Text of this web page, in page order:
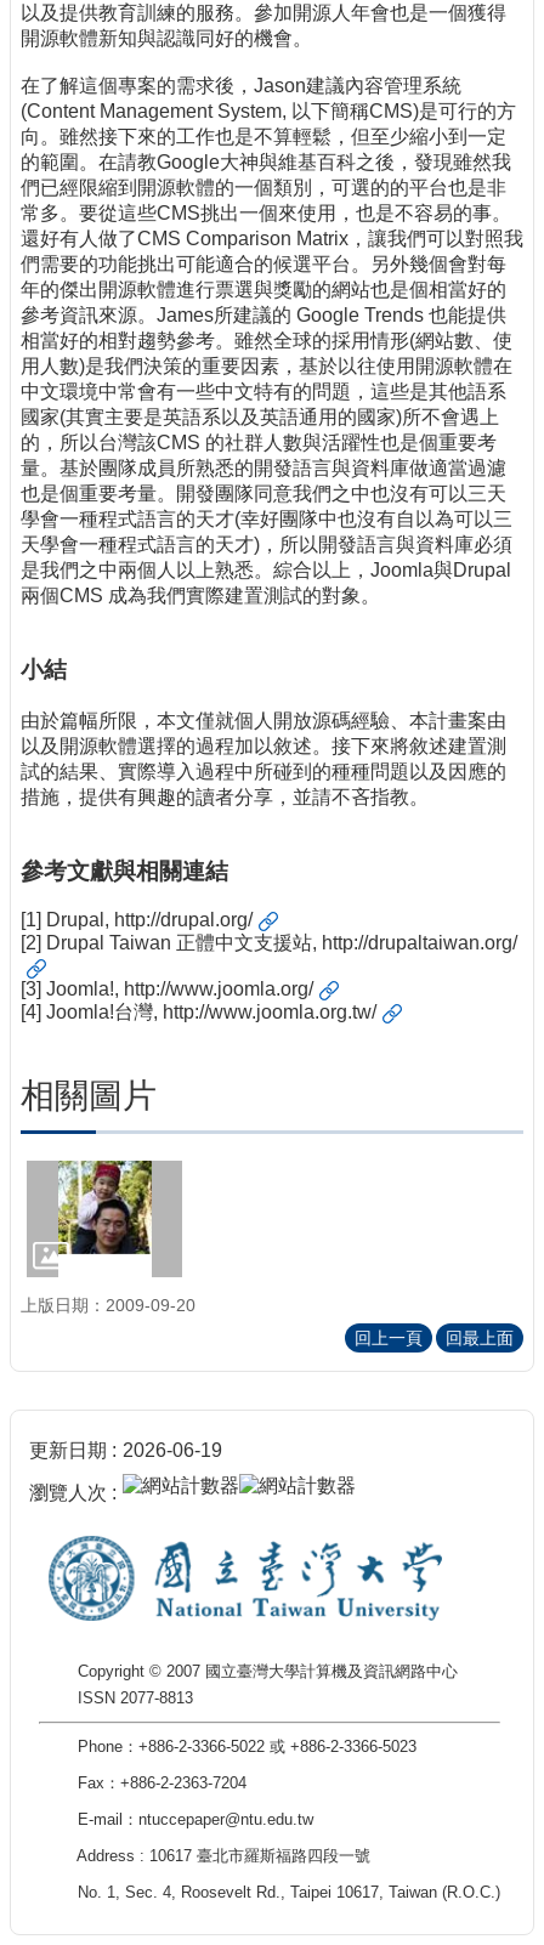
以及提供教育訓練的服務。參加開源人年會也是一個獲得
開源軟體新知與認識同好的機會。
在了解這個專案的需求後，Jason建議內容管理系統
(Content Management System, 以下簡稱CMS)是可行的方
向。雖然接下來的工作也是不算輕鬆，但至少縮小到一定
的範圍。在請教Google大神與維基百科之後，發現雖然我
們已經限縮到開源軟體的一個類別，可選的的平台也是非
常多。要從這些CMS挑出一個來使用，也是不容易的事。
還好有人做了CMS Comparison Matrix，讓我們可以對照我
們需要的功能挑出可能適合的候選平台。另外幾個會對每
年的傑出開源軟體進行票選與獎勵的網站也是個相當好的
參考資訊來源。James所建議的 Google Trends 也能提供
相當好的相對趨勢參考。雖然全球的採用情形(網站數、使
用人數)是我們決策的重要因素，基於以往使用開源軟體在
中文環境中常會有一些中文特有的問題，這些是其他語系
國家(其實主要是英語系以及英語通用的國家)所不會遇上
的，所以台灣該CMS 的社群人數與活躍性也是個重要考
量。基於團隊成員所熟悉的開發語言與資料庫做適當過濾
也是個重要考量。開發團隊同意我們之中也沒有可以三天
學會一種程式語言的天才(幸好團隊中也沒有自以為可以三
天學會一種程式語言的天才)，所以開發語言與資料庫必須
是我們之中兩個人以上熟悉。綜合以上，Joomla與Drupal
兩個CMS 成為我們實際建置測試的對象。
小結
由於篇幅所限，本文僅就個人開放源碼經驗、本計畫案由
以及開源軟體選擇的過程加以敘述。接下來將敘述建置測
試的結果、實際導入過程中所碰到的種種問題以及因應的
措施，提供有興趣的讀者分享，並請不吝指教。
參考文獻與相關連結
[1] Drupal, http://drupal.org/
[2] Drupal Taiwan 正體中文支援站, http://drupaltaiwan.org/
[3] Joomla!, http://www.joomla.org/
[4] Joomla!台灣, http://www.joomla.org.tw/
相關圖片
上版日期：2009-09-20
回上一頁
回最上面
更新日期 2026-06-19
瀏覽人次
Copyright © 2007 國立臺灣大學計算機及資訊網路中心
ISSN 2077-8813
Phone：+886-2-3366-5022 或 +886-2-3366-5023
Fax：+886-2-2363-7204
E-mail：ntuccepaper@ntu.edu.tw
Address : 10617 臺北市羅斯福路四段一號
No. 1, Sec. 4, Roosevelt Rd., Taipei 10617, Taiwan (R.O.C.)